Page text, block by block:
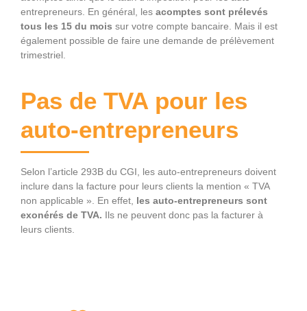
entrepreneurs. En général, les acomptes sont prélevés
tous les 15 du mois sur votre compte bancaire. Mais il est
également possible de faire une demande de prélèvement
trimestriel.
Pas de TVA pour les
auto-entrepreneurs
Selon l’article 293B du CGI, les auto-entrepreneurs doivent
inclure dans la facture pour leurs clients la mention « TVA
non applicable ». En effet, les auto-entrepreneurs sont
exonérés de TVA. Ils ne peuvent donc pas la facturer à
leurs clients.